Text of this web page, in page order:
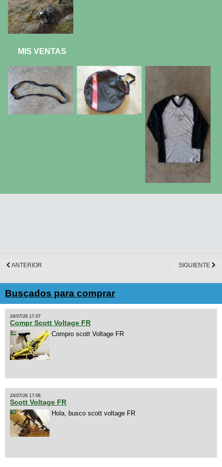
MIS VENTAS
ANTERIOR SIGUIENTE
Buscados para comprar
24/07/26 17:07
Compr Scott Voltage FR
Compro scott Voltage FR
24/07/26 17:06
Scott Voltage FR
Hola, busco scott voltage FR